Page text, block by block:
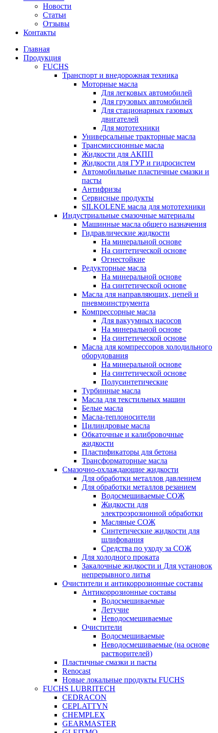
Новости
Статьи
Отзывы
Контакты
Главная
Продукция
FUCHS
Транспорт и внедорожная техника
Моторные масла
Для легковых автомобилей
Для грузовых автомобилей
Для стационарных газовых
двигателей
Для мототехники
Универсальные тракторные масла
Трансмиссионные масла
Жидкости для АКПП
Жидкости для ГУР и гидросистем
Автомобильные пластичные смазки и
пасты
Антифризы
Сервисные продукты
SILKOLENE масла для мототехники
Индустриальные смазочные материалы
Машинные масла общего назначения
Гидравлические жидкости
На минеральной основе
На синтетической основе
Огнестойкие
Редукторные масла
На минеральной основе
На синтетической основе
Масла для направляющих, цепей и
пневмоинструмента
Компрессорные масла
Для вакуумных насосов
На минеральной основе
На синтетической основе
Масла для компрессоров холодильного
оборудования
На минеральной основе
На синтетической основе
Полусинтетические
Турбинные масла
Масла для текстильных машин
Белые масла
Масла-теплоносители
Цилиндровые масла
Обкаточные и калибровочные
жидкости
Пластификаторы для бетона
Трансформаторные масла
Смазочно-охлаждающие жидкости
Для обработки металлов давлением
Для обработки металлов резанием
Водосмешиваемые СОЖ
Жидкости для
электроэрозионной обработки
Масляные СОЖ
Синтетические жидкости для
шлифования
Средства по уходу за СОЖ
Для холодного проката
Закалочные жидкости и Для установок
непрерывного литья
Очистители и антикоррозионные составы
Антикоррозионные составы
Водосмешиваемые
Летучие
Неводосмешиваемые
Очистители
Водосмешиваемые
Неводосмешиваемые (на основе
растворителей)
Пластичные смазки и пасты
Renocast
Новые локальные продукты FUCHS
FUCHS LUBRITECH
CEDRACON
CEPLATTYN
CHEMPLEX
GEARMASTER